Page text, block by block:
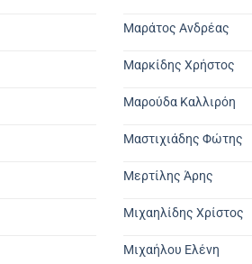
Μαράτος Ανδρέας
Μαρκίδης Χρήστος
Μαρούδα Καλλιρόη
Μαστιχιάδης Φώτης
Μερτίλης Άρης
Μιχαηλίδης Χρίστος
Μιχαήλου Ελένη